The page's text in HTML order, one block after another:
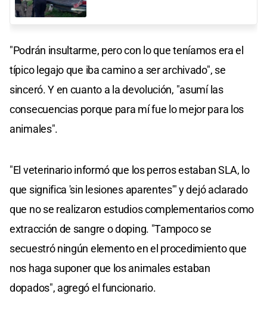
"Podrán insultarme, pero con lo que teníamos era el
típico legajo que iba camino a ser archivado", se
sinceró. Y en cuanto a la devolución, "asumí las
consecuencias porque para mí fue lo mejor para los
animales".
"El veterinario informó que los perros estaban SLA, lo
que significa 'sin lesiones aparentes'" y dejó aclarado
que no se realizaron estudios complementarios como
extracción de sangre o doping. "Tampoco se
secuestró ningún elemento en el procedimiento que
nos haga suponer que los animales estaban
dopados", agregó el funcionario.